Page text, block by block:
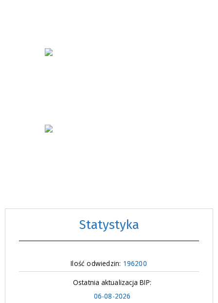
Statystyka
Ilość odwiedzin: 196200
Ostatnia aktualizacja BIP:
06-08-2026